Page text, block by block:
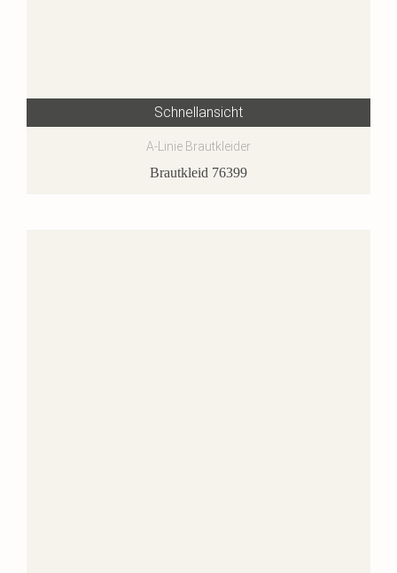
Schnellansicht
A-Linie Brautkleider
Brautkleid 76399